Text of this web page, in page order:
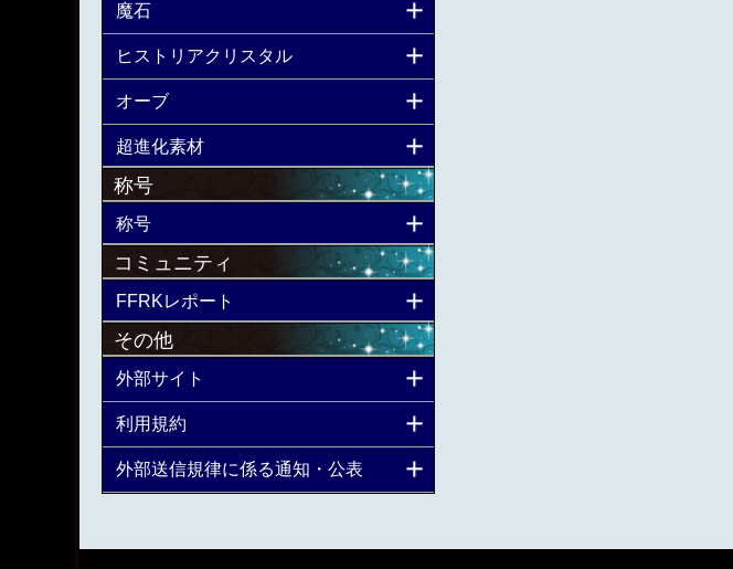
魔石
ヒストリアクリスタル
オーブ
超進化素材
称号
称号
コミュニティ
FFRKレポート
その他
外部サイト
利用規約
外部送信規律に係る通知・公表